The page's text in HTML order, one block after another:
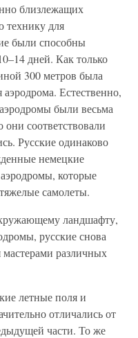
близлежащих
технику для
были способны
дней. Как только
300 метров была
аэродрома. Естественно,
были весьма
соответствовали
Русские одинаково
немецкие
которые
самолеты.
ландшафту,
русские снова
мастерами различных
летные поля и
отличались от
части. То же